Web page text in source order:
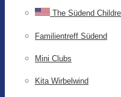
The Südend
Familientreff Südend
Mini Clubs
Kita Wirbelwind